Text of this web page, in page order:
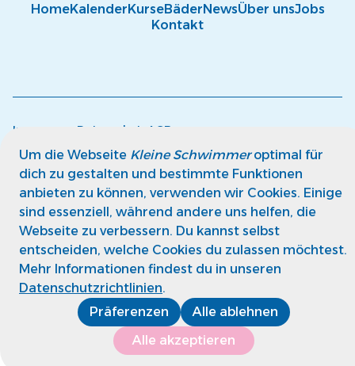
HomeKalenderKurseBäderNewsÜber unsJobs
Kontakt
Impressum Datenschutz AGB
Um die Webseite Kleine Schwimmeroptimal für
dich zu gestalten und bestimmte Funktionen
anbieten zu können, verwenden wir Cookies. Einige
sind essenziell, während andere uns helfen, die
Webseite zu verbessern. Du kannst selbst
entscheiden, welche Cookies du zulassen möchtest.
Mehr Informationen findest du in unseren
Datenschutzrichtlinien.
Präferenzen
Alle ablehnen
Alle akzeptieren